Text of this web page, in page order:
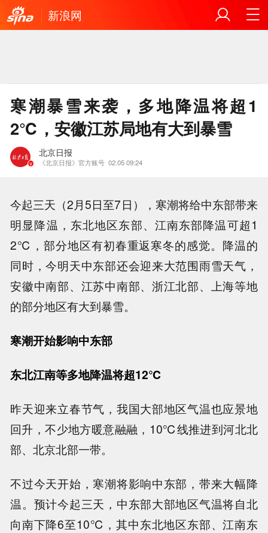
新浪网
寒潮暴雪来袭，多地降温将超1
2℃，安徽江苏局地有大到暴雪
北京日报
《北京日报》官方账号 02.05 09:24
今起三天（2月5日至7日），寒潮将给中东部带来
明显降温，东北地区东部、江南东部降温可超1
2℃，部分地区有初春重返寒冬的感觉。降温的
同时，今明天中东部还会迎来大范围雨雪天气，
安徽中南部、江苏中南部、浙江北部、上海等地
的部分地区有大到暴雪。
寒潮开始影响中东部
东北江南等多地降温将超12℃
昨天迎来立春节气，我国大部地区气温也应景地
回升，不少地方暖意融融，10℃线推进到河北北
部、北京北部一带。
不过今天开始，寒潮将影响中东部，带来大幅降
温。预计今起三天，中东部大部地区气温将自北
向南下降6至10℃，其中东北地区东部、江南东